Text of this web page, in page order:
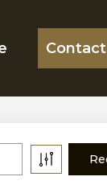
Contact